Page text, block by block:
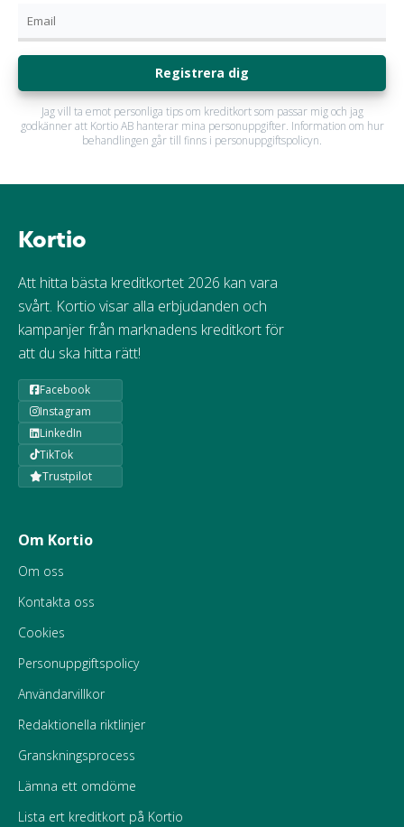
Registrera dig
Jag vill ta emot personliga tips om kreditkort som passar mig och jag
godkänner att Kortio AB hanterar mina personuppgifter. Information om hur
behandlingen går till finns i personuppgiftspolicyn.
Kortio
Att hitta bästa kreditkortet 2026 kan vara
svårt. Kortio visar alla erbjudanden och
kampanjer från marknadens kreditkort för
att du ska hitta rätt!
Facebook
Instagram
LinkedIn
TikTok
Trustpilot
Om Kortio
Om oss
Kontakta oss
Cookies
Personuppgiftspolicy
Användarvillkor
Redaktionella riktlinjer
Granskningsprocess
Lämna ett omdöme
Lista ert kreditkort på Kortio